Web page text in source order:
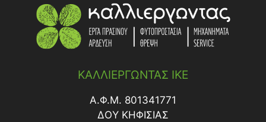
ΚΑΛΛΙΕΡΓΩΝΤΑΣ ΙΚΕ
Α.Φ.Μ. 801341771
ΔΟY ΚΗΦΙΣΙΑΣ